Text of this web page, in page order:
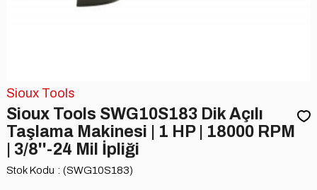
Sioux Tools
Sioux Tools SWG10S183 Dik Açılı
Taşlama Makinesi | 1 HP | 18000 RPM
| 3/8''-24 Mil İpliği
Stok Kodu (SWG10S183)